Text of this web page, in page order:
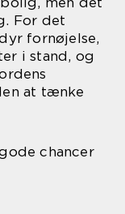
For det
fornøjelse,
i stand, og
at tænke
chancer